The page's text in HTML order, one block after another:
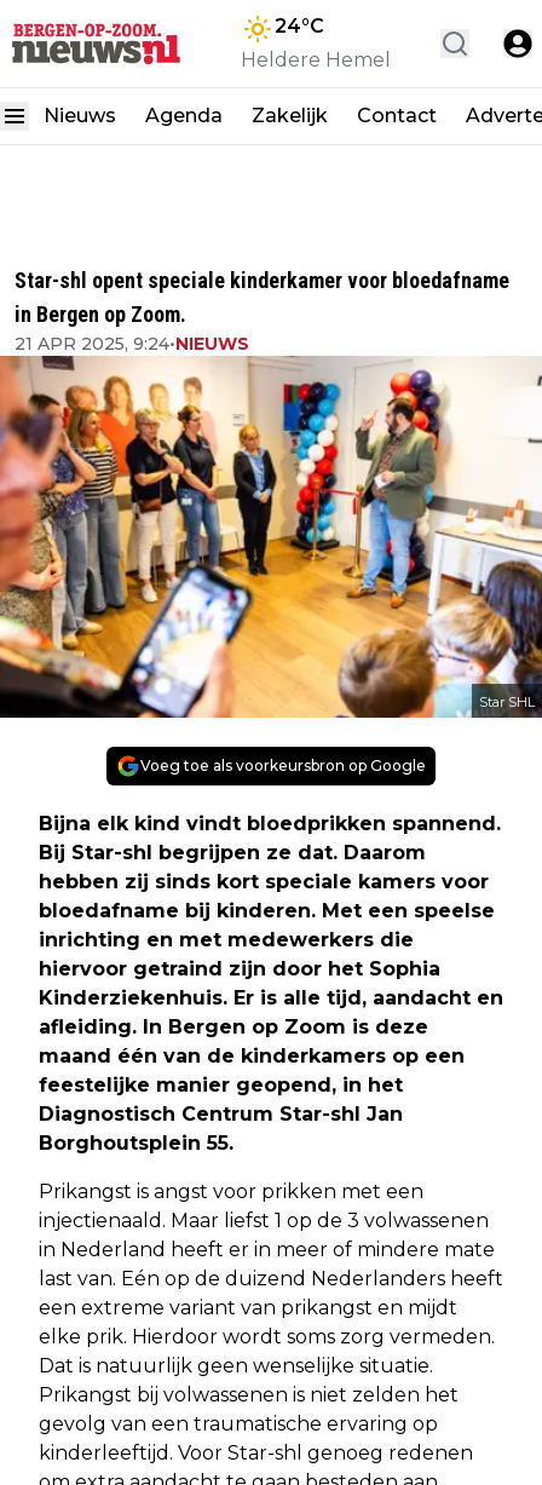
24°C
Heldere Hemel
Nieuws Agenda Zakelijk Contact
Star-shl opent speciale kinderkamer voor bloedafname
in Bergen op Zoom.
21 APR 2025, 9:24•NIEUWS
Star SHL
Voeg toe als voorkeursbron op Google
Bijna elk kind vindt bloedprikken spannend.
Bij Star-shl begrijpen ze dat. Daarom
hebben zij sinds kort speciale kamers voor
bloedafname bij kinderen. Met een speelse
inrichting en met medewerkers die
hiervoor getraind zijn door het Sophia
Kinderziekenhuis. Er is alle tijd, aandacht en
afleiding. In Bergen op Zoom is deze
maand één van de kinderkamers op een
feestelijke manier geopend, in het
Diagnostisch Centrum Star-shl Jan
Borghoutsplein 55.
Prikangst is angst voor prikken met een
injectienaald. Maar liefst 1 op de 3 volwassenen
in Nederland heeft er in meer of mindere mate
last van. Eén op de duizend Nederlanders heeft
een extreme variant van prikangst en mijdt
elke prik. Hierdoor wordt soms zorg vermeden.
Dat is natuurlijk geen wenselijke situatie.
Prikangst bij volwassenen is niet zelden het
gevolg van een traumatische ervaring op
kinderleeftijd. Voor Star-shl genoeg redenen